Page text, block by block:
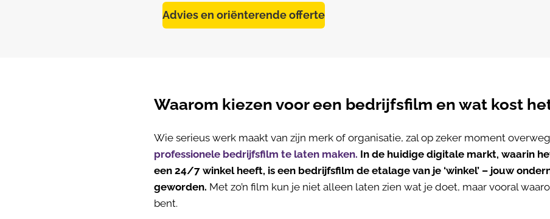
Advies en oriënterende offerte
Waarom kiezen voor een bedrijfsfilm en wat kost
Wie serieus werk maakt van zijn merk of organisatie, zal op zeker moment
professionele bedrijfsfilm te laten maken. In de huidige digitale markt, waarin
een 24/7 winkel heeft, is een bedrijfsfilm de etalage van je ‘winkel’ – jouw
geworden. Met zo’n film kun je niet alleen laten zien wat je doet, maar vooral
bent.